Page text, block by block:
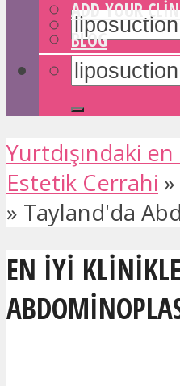
ADD YOUR
BLOG
Yurtdışındaki
Estetik Cerrahi »
» Tayland'da
EN IYI